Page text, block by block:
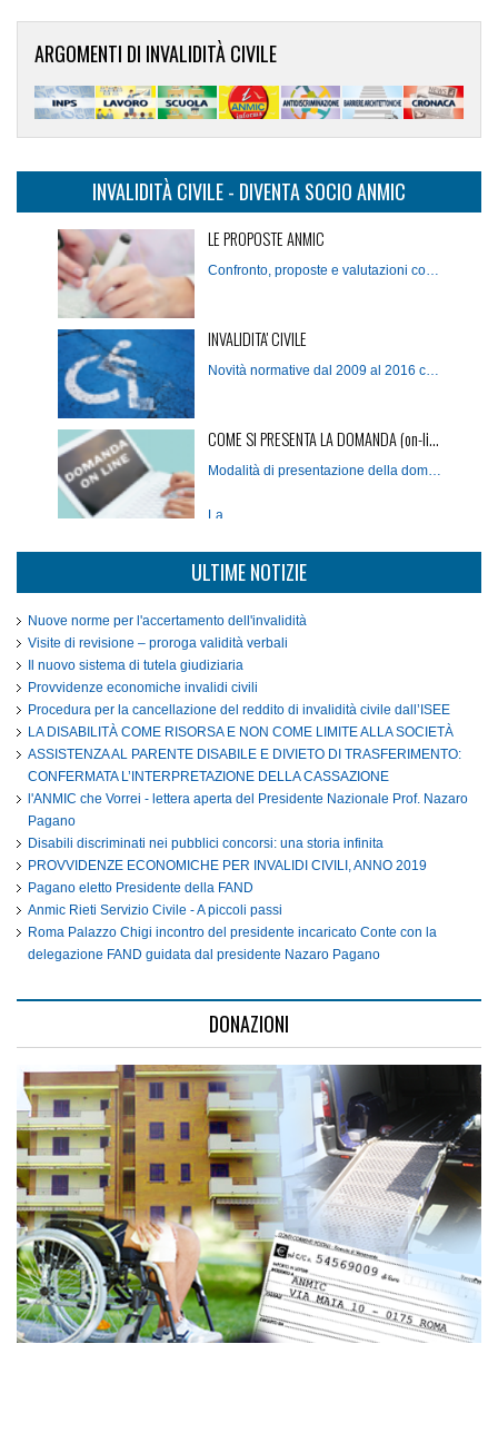
ARGOMENTI DI INVALIDITÀ CIVILE
INVALIDITÀ CIVILE - DIVENTA SOCIO ANMIC
LE PROPOSTE ANMIC
Confronto, proposte e valutazioni con il Governo sull'invali…
INVALIDITA' CIVILE
Novità normative dal 2009 al 2016 cambiamenti sostanziali
COME SI PRESENTA LA DOMANDA (on-line)
Modalità di presentazione della domanda telematica
La…
Pensoni INPS Importi 2019
INVALIDI CIVILI PARZIALI CON…
MODULISTICA
&n…
DIVENTA SOCIO ANMIC
ULTIME NOTIZIE
Nuove norme per l'accertamento dell'invalidità
Visite di revisione – proroga validità verbali
Il nuovo sistema di tutela giudiziaria
Provvidenze economiche invalidi civili
Procedura per la cancellazione del reddito di invalidità civile dall’ISEE
LA DISABILITÀ COME RISORSA E NON COME LIMITE ALLA SOCIETÀ
ASSISTENZA AL PARENTE DISABILE E DIVIETO DI TRASFERIMENTO:
CONFERMATA L’INTERPRETAZIONE DELLA CASSAZIONE
l'ANMIC che Vorrei - lettera aperta del Presidente Nazionale Prof. Nazaro
Pagano
Disabili discriminati nei pubblici concorsi: una storia infinita
PROVVIDENZE ECONOMICHE PER INVALIDI CIVILI, ANNO 2019
Pagano eletto Presidente della FAND
Anmic Rieti Servizio Civile - A piccoli passi
Roma Palazzo Chigi incontro del presidente incaricato Conte con la
delegazione FAND guidata dal presidente Nazaro Pagano
DONAZIONI